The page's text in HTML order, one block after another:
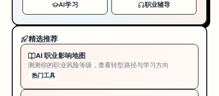
AI学习 职业辅导
精选推荐
AI 职业影响地图
测测你的职业风险等级，查看转型路径与学习方向
热门工具